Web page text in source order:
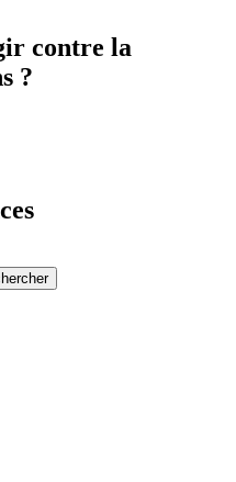
contre la
?